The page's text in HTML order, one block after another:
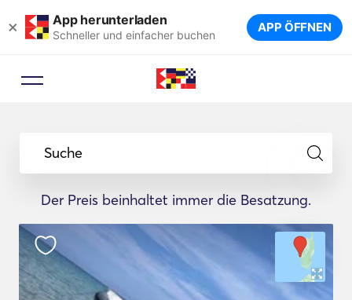
× App herunterladen
Schneller und einfacher buchen APP ÖFFNEN
Suche
Der Preis beinhaltet immer die Besatzung.